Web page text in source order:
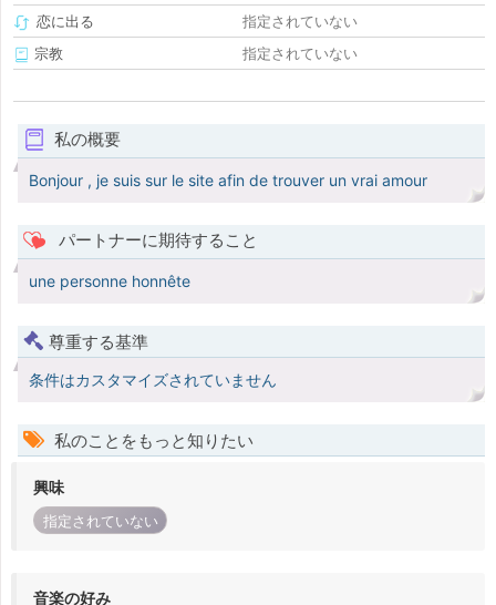
恋に出る
指定されていない
宗教
指定されていない
私の概要
Bonjour , je suis sur le site afin de trouver un vrai amour
パートナーに期待すること
une personne honnête
尊重する基準
条件はカスタマイズされていません
私のことをもっと知りたい
興味
指定されていない
音楽の好み